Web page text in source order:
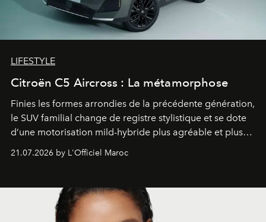
LIFESTYLE
Citroën C5 Aircross : La métamorphose
Finies les formes arrondies de la précédente génération,
le SUV familial change de registre stylistique et se dote
d’une motorisation mild-hybride plus agréable et plus
économe. à n’en pas douter, le nouveau C5 Aircross a
gagné en maturité.
21.07.2026 by L'Officiel Maroc